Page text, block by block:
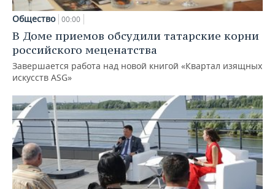
Общество 00:00
В Доме приемов обсудили татарские корни
российского меценатства
Завершается работа над новой книгой «Квартал изящных
искусств ASG»